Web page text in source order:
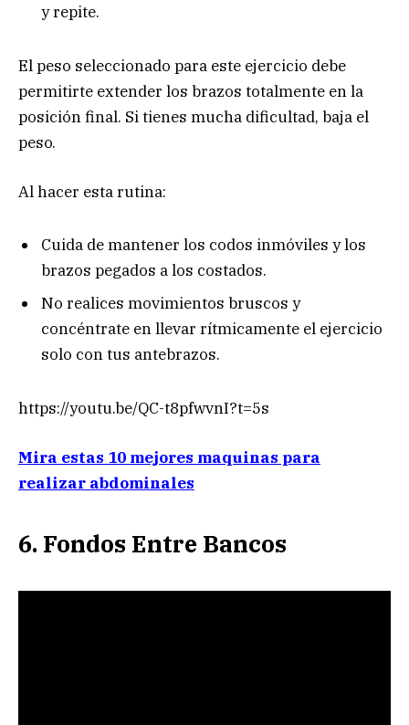
y repite.
El peso seleccionado para este ejercicio debe
permitirte extender los brazos totalmente en la
posición final. Si tienes mucha dificultad, baja el
peso.
Al hacer esta rutina:
Cuida de mantener los codos inmóviles y los
brazos pegados a los costados.
No realices movimientos bruscos y
concéntrate en llevar rítmicamente el ejercicio
solo con tus antebrazos.
https://youtu.be/QC-t8pfwvnI?t=5s
Mira estas 10 mejores maquinas para
realizar abdominales
6. Fondos Entre Bancos